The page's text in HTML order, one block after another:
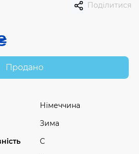
Поділитися
Продано
Німеччина
Зима
C